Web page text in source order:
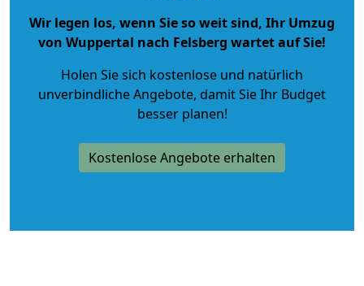
Wir legen los, wenn Sie so weit sind, Ihr Umzug
von Wuppertal nach Felsberg wartet auf Sie!
Holen Sie sich kostenlose und natürlich
unverbindliche Angebote, damit Sie Ihr Budget
besser planen!
Kostenlose Angebote erhalten